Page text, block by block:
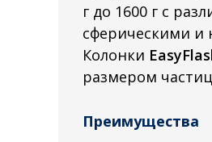
г до 1600 г с
сферическими и
Колонки
размером
Преимущества